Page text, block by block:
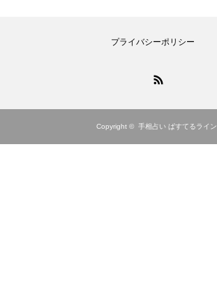
プライバシーポリシー
Copyright © 手相占い ぱすてるライン